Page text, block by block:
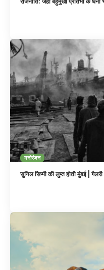
मनोरंजन
सुनिल सिप्पी की लुप्त होती मुंबई | गैलरी